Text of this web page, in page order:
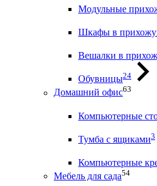
Модульные
Шкафы в
Вешалки в
Обувницы24
Домашний офис63
Компьютерные
Тумба с ящиками3
Компьютерные
Мебель для сада54